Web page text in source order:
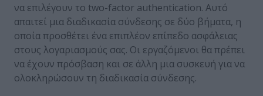
να επιλέγουν το two-factor authentication. Αυτό
απαιτεί μια διαδικασία σύνδεσης σε δύο βήματα, η
οποία προσθέτει ένα επιπλέον επίπεδο ασφάλειας
στους λογαριασμούς σας. Οι εργαζόμενοι θα πρέπει
να έχουν πρόσβαση και σε άλλη μια συσκευή για να
ολοκληρώσουν τη διαδικασία σύνδεσης.